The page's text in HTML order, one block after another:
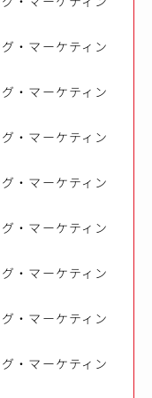
・マーケティン
・マーケティン
・マーケティン
・マーケティン
・マーケティン
・マーケティン
・マーケティン
・マーケティン